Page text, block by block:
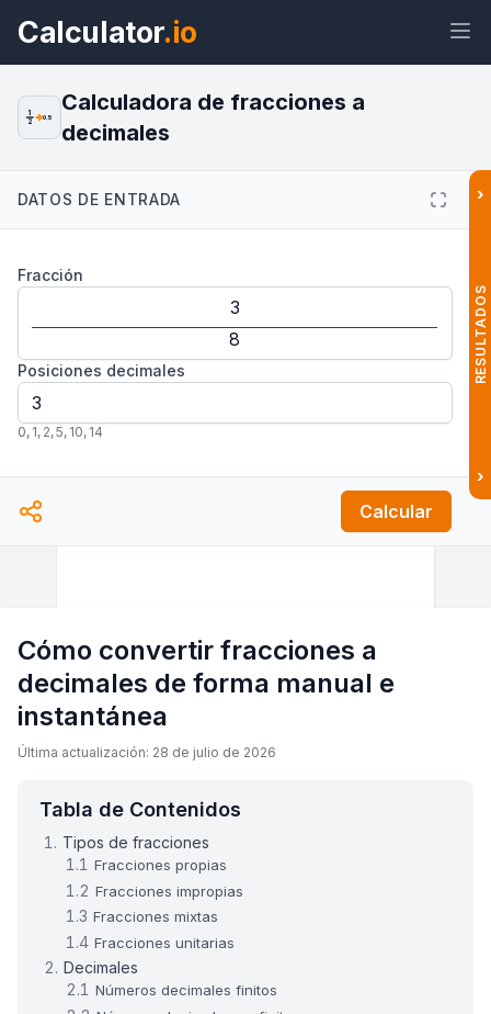
Calculator.io
Widget
1
2
0.5
Calculadora de fracciones a
decimales
DATOS DE ENTRADA
Fracción
Posiciones decimales
0, 1, 2,5, 10, 14
Calcular
›
RESULTADOS
›
Cómo convertir fracciones a
decimales de forma manual e
instantánea
Última actualización: 28 de julio de 2026
Tabla de Contenidos
Tipos de fracciones
Fracciones propias
Fracciones impropias
Fracciones mixtas
Fracciones unitarias
Decimales
Números decimales finitos